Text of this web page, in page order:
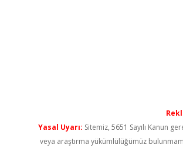
Yasal Uyarı: Sitemiz, 5651 Sayılı Kanun
veya araştırma yükümlülüğümüz